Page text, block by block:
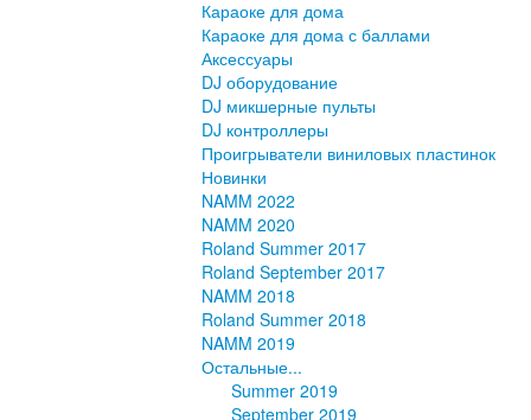
Караоке для дома
Караоке для дома с баллами
Аксессуары
DJ оборудование
DJ микшерные пульты
DJ контроллеры
Проигрыватели виниловых пластинок
Новинки
NAMM 2022
NAMM 2020
Roland Summer 2017
Roland September 2017
NAMM 2018
Roland Summer 2018
NAMM 2019
Остальные...
Summer 2019
September 2019